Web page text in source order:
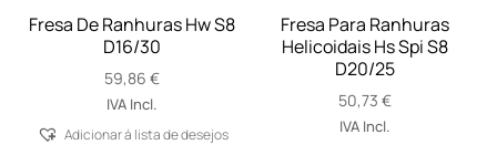
Fresa De Ranhuras Hw S8
D16/30
59,86€
IVA Incl.
Adicionar á lista de desejos
Fresa Para Ranhuras
Helicoidais Hs Spi S8
D20/25
50,73 €
IVA Incl.